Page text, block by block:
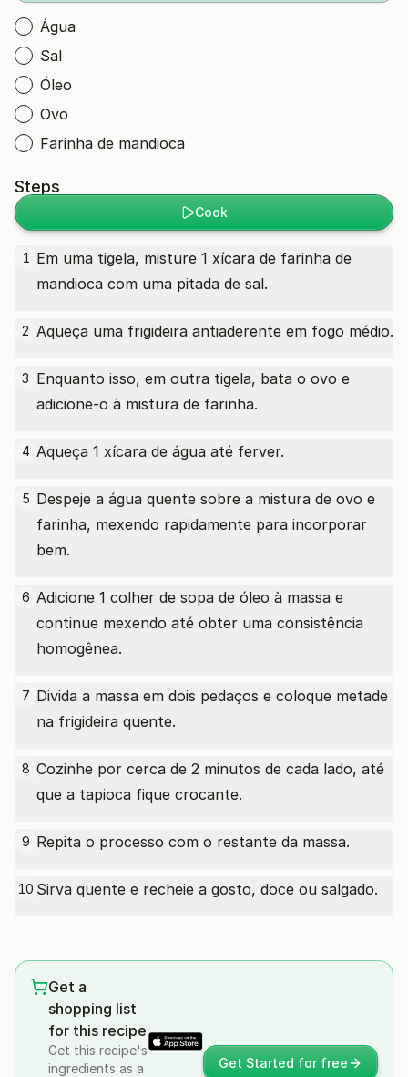
Água
Sal
Óleo
Ovo
Farinha de mandioca
Steps
Cook
1 Em uma tigela, misture 1 xícara de farinha de
mandioca com uma pitada de sal.
2 Aqueça uma frigideira antiaderente em fogo médio.
3 Enquanto isso, em outra tigela, bata o ovo e
adicione-o à mistura de farinha.
4 Aqueça 1 xícara de água até ferver.
5 Despeje a água quente sobre a mistura de ovo e
farinha, mexendo rapidamente para incorporar
bem.
6 Adicione 1 colher de sopa de óleo à massa e
continue mexendo até obter uma consistência
homogênea.
7 Divida a massa em dois pedaços e coloque metade
na frigideira quente.
8 Cozinhe por cerca de 2 minutos de cada lado, até
que a tapioca fique crocante.
9 Repita o processo com o restante da massa.
10 Sirva quente e recheie a gosto, doce ou salgado.
Get a
shopping list
for this recipe
Get this recipe's
ingredients as a
Get Started for free